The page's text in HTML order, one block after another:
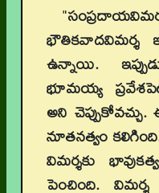
"
భౌతికవాదవిమర్శ
ఉన్నాయి.
భూమయ్య
అని
నూతనత్వం
విమర్శకు
పెంచింది.